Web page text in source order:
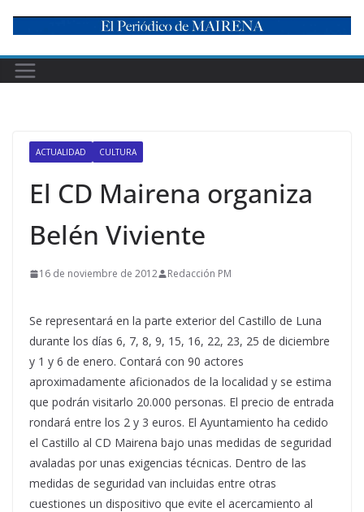
content
ACTUALIDAD CULTURA
El CD Mairena organiza
Belén Viviente
16 de noviembre de 2012 Redacción PM
Se representará en la parte exterior del Castillo de Luna
durante los días 6, 7, 8, 9, 15, 16, 22, 23, 25 de diciembre
y 1 y 6 de enero. Contará con 90 actores
aproximadamente aficionados de la localidad y se estima
que podrán visitarlo 20.000 personas. El precio de entrada
rondará entre los 2 y 3 euros. El Ayuntamiento ha cedido
el Castillo al CD Mairena bajo unas medidas de seguridad
avaladas por unas exigencias técnicas. Dentro de las
medidas de seguridad van incluidas entre otras
cuestiones un dispositivo que evite el acercamiento al